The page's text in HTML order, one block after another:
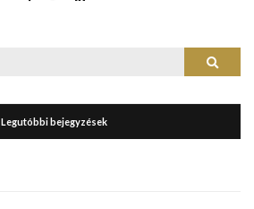
Search
Legutóbbi bejegyzések